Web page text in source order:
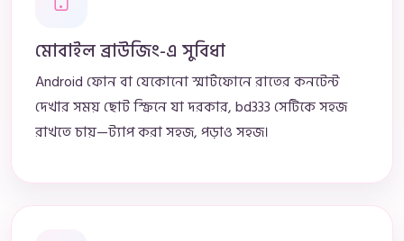
মোবাইল ব্রাউজিং-এ সুবিধা
Android ফোন বা যেকোনো স্মার্টফোনে রাতের কনটেন্ট
দেখার সময় ছোট স্ক্রিনে যা দরকার, bd333 সেটিকে সহজ
রাখতে চায়—ট্যাপ করা সহজ, পড়াও সহজ।